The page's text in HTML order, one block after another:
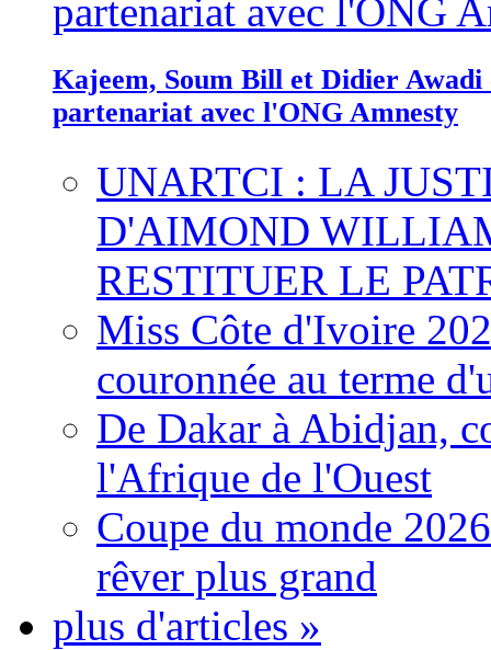
Kajeem, Soum Bill et Didier
partenariat avec l'ONG Amnesty
UNARTCI : LA
D'AIMOND
RESTITUER LE
Miss Côte d'Ivoire
couronnée au terme
De Dakar à Abidjan,
l'Afrique de l'Ouest
Coupe du monde
rêver plus grand
plus d'articles »